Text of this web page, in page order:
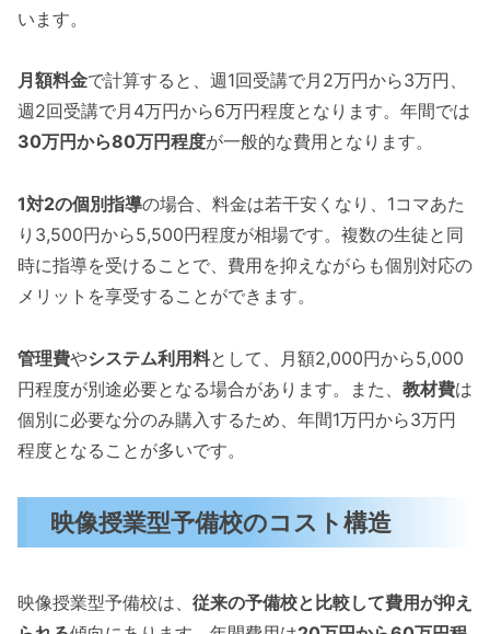
います。
月額料金で計算すると、週1回受講で月2万円から3万円、
週2回受講で月4万円から6万円程度となります。年間では
30万円から80万円程度が一般的な費用となります。
1対2の個別指導の場合、料金は若干安くなり、1コマあた
り3,500円から5,500円程度が相場です。複数の生徒と同
時に指導を受けることで、費用を抑えながらも個別対応の
メリットを享受することができます。
管理費やシステム利用料として、月額2,000円から5,000
円程度が別途必要となる場合があります。また、 教材費は
個別に必要な分のみ購入するため、年間1万円から3万円
程度となることが多いです。
映像授業型予備校のコスト構造
映像授業型予備校は、 従来の予備校と比較して費用が抑え